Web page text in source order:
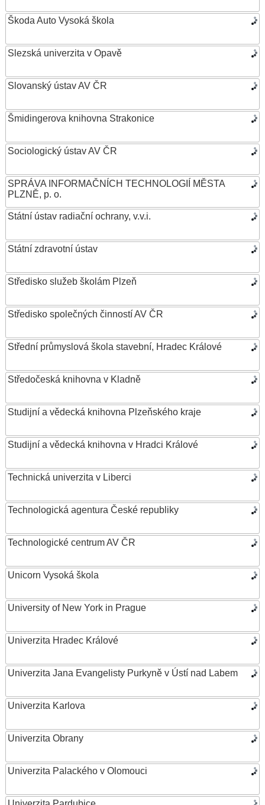
Škoda Auto Vysoká škola
Slezská univerzita v Opavě
Slovanský ústav AV ČR
Šmidingerova knihovna Strakonice
Sociologický ústav AV ČR
SPRÁVA INFORMAČNÍCH TECHNOLOGIÍ MĚSTA
PLZNĚ, p. o.
Státní ústav radiační ochrany, v.v.i.
Státní zdravotní ústav
Středisko služeb školám Plzeň
Středisko společných činností AV ČR
Střední průmyslová škola stavební, Hradec Králové
Středočeská knihovna v Kladně
Studijní a vědecká knihovna Plzeňského kraje
Studijní a vědecká knihovna v Hradci Králové
Technická univerzita v Liberci
Technologická agentura České republiky
Technologické centrum AV ČR
Unicorn Vysoká škola
University of New York in Prague
Univerzita Hradec Králové
Univerzita Jana Evangelisty Purkyně v Ústí nad Labem
Univerzita Karlova
Univerzita Obrany
Univerzita Palackého v Olomouci